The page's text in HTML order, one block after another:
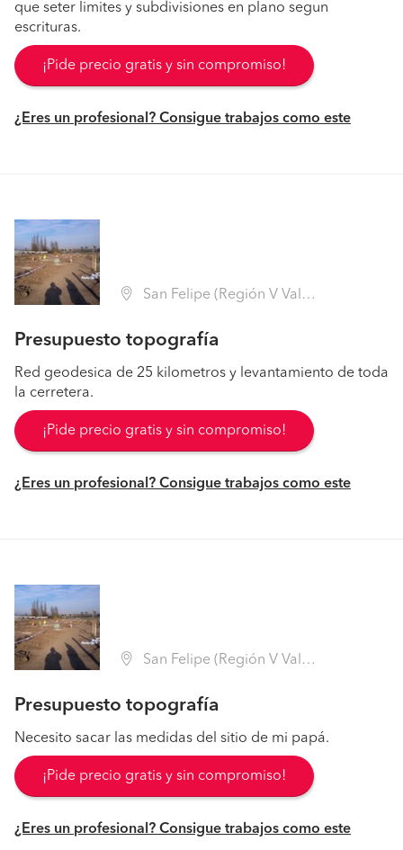
que seter limites y subdivisiones en plano segun
escrituras.
¡Pide precio gratis y sin compromiso!
¿Eres un profesional? Consigue trabajos como este
San Felipe (Región V Valparaíso - San Felipe de Aconcagua)
Presupuesto topografía
Red geodesica de 25 kilometros y levantamiento de toda
la cerretera.
¡Pide precio gratis y sin compromiso!
¿Eres un profesional? Consigue trabajos como este
San Felipe (Región V Valparaíso - San Felipe de Aconcagua)
Presupuesto topografía
Necesito sacar las medidas del sitio de mi papá.
¡Pide precio gratis y sin compromiso!
¿Eres un profesional? Consigue trabajos como este